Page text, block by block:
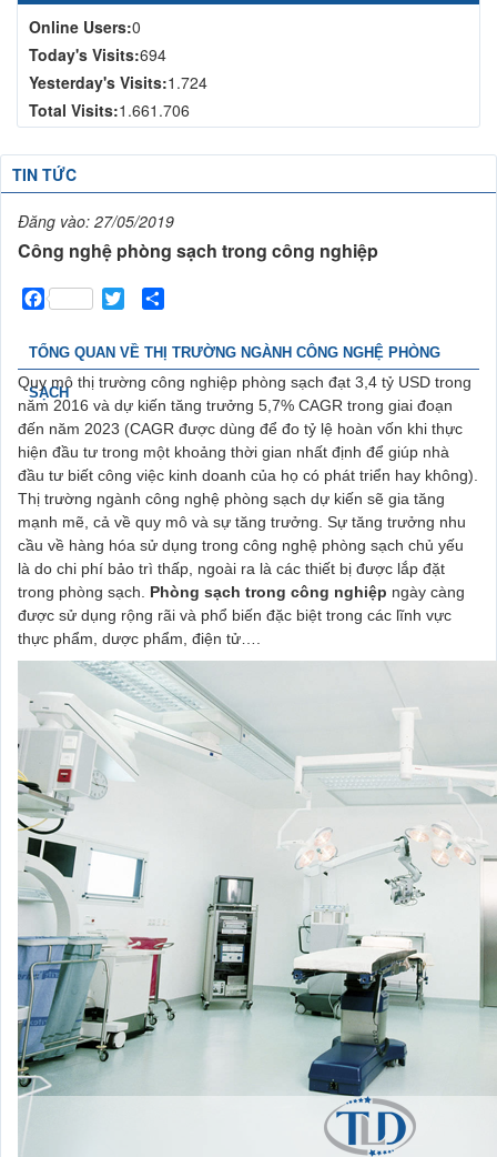
Online Users:0
Today's Visits:694
Yesterday's Visits:1.724
Total Visits:1.661.706
TIN TỨC
Đăng vào: 27/05/2019
Công nghệ phòng sạch trong công nghiệp
Facebook
Twitter
TỔNG QUAN VỀ THỊ TRƯỜNG NGÀNH CÔNG NGHỆ PHÒNG
SẠCH
Quy mô thị trường công nghiệp phòng sạch đạt 3,4 tỷ USD trong
năm 2016 và dự kiến tăng trưởng 5,7% CAGR trong giai đoạn
đến năm 2023 (CAGR được dùng để đo tỷ lệ hoàn vốn khi thực
hiện đầu tư trong một khoảng thời gian nhất định để giúp nhà
đầu tư biết công việc kinh doanh của họ có phát triển hay không).
Thị trường ngành công nghệ phòng sạch dự kiến sẽ gia tăng
mạnh mẽ, cả về quy mô và sự tăng trưởng. Sự tăng trưởng nhu
cầu về hàng hóa sử dụng trong công nghệ phòng sạch chủ yếu
là do chi phí bảo trì thấp, ngoài ra là các thiết bị được lắp đặt
trong phòng sạch. Phòng sạch trong công nghiệp ngày càng
được sử dụng rộng rãi và phổ biến đặc biệt trong các lĩnh vực
thực phẩm, dược phẩm, điện tử….